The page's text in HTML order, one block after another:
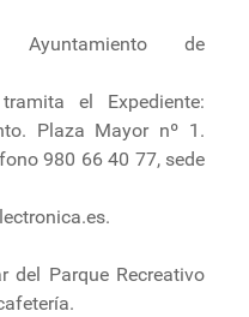
Ayuntamiento de
el Expediente:
Plaza Mayor nº 1.
980 66 40 77, sede
Parque Recreativo